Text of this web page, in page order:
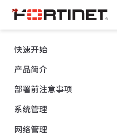
跳
至
主
內
容
快速开始
产品简介
部署前注意事项
系统管理
网络管理